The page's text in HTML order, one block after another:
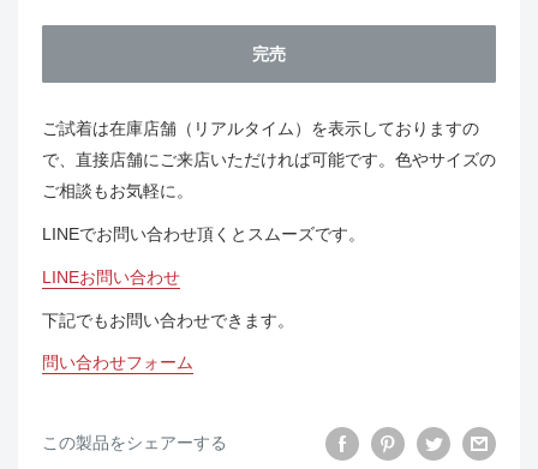
完売
ご試着は在庫店舗（リアルタイム）を表示しておりますの
で、直接店舗にご来店いただければ可能です。色やサイズの
ご相談もお気軽に。
LINEでお問い合わせ頂くとスムーズです。
LINEお問い合わせ
下記でもお問い合わせできます。
問い合わせフォーム
この製品をシェアーする